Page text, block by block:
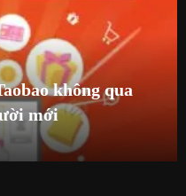
không qua
mới